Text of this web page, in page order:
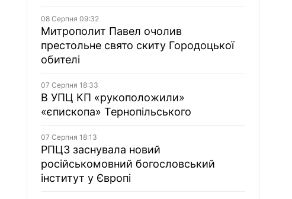
08 Серпня 09:32
Митрополит Павел очолив
престольне свято скиту Городоцької
обителі
07 Серпня 18:33
В УПЦ КП «рукоположили»
«єпископа» Тернопільського
07 Серпня 18:13
РПЦЗ заснувала новий
російськомовний богословський
інститут у Європі